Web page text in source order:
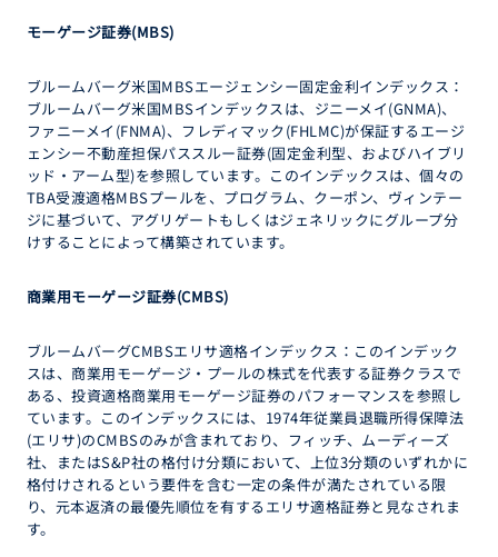
モーゲージ証券(MBS)
ブルームバーグ米国MBSエージェンシー固定金利インデックス：
ブルームバーグ米国MBSインデックスは、ジニーメイ(GNMA)、
ファニーメイ(FNMA)、フレディマック(FHLMC)が保証するエージ
ェンシー不動産担保パススルー証券(固定金利型、およびハイブリ
ッド・アーム型)を参照しています。このインデックスは、個々の
TBA受渡適格MBSプールを、プログラム、クーポン、ヴィンテー
ジに基づいて、アグリゲートもしくはジェネリックにグループ分
けすることによって構築されています。
商業用モーゲージ証券(CMBS)
ブルームバーグCMBSエリサ適格インデックス：このインデック
スは、商業用モーゲージ・プールの株式を代表する証券クラスで
ある、投資適格商業用モーゲージ証券のパフォーマンスを参照し
ています。このインデックスには、1974年従業員退職所得保障法
(エリサ)のCMBSのみが含まれており、フィッチ、ムーディーズ
社、またはS&P社の格付け分類において、上位3分類のいずれかに
格付けされるという要件を含む一定の条件が満たされている限
り、元本返済の最優先順位を有するエリサ適格証券と見なされま
す。